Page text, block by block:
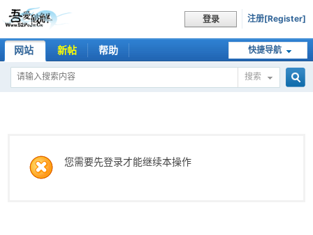
登录 注册[Register]
快捷导航
网站 新帖 帮助
搜索
您需要先登录才能继续本操作